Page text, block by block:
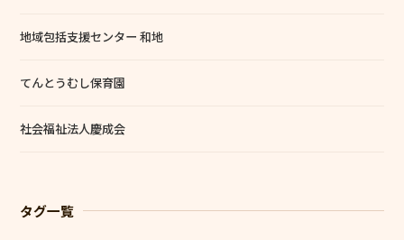
地域包括支援センター 和地
てんとうむし保育園
社会福祉法人慶成会
タグ一覧